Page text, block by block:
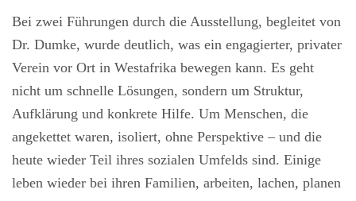
Bei zwei Führungen durch die Ausstellung, begleitet von
Dr. Dumke, wurde deutlich, was ein engagierter, privater
Verein vor Ort in Westafrika bewegen kann. Es geht
nicht um schnelle Lösungen, sondern um Struktur,
Aufklärung und konkrete Hilfe. Um Menschen, die
angekettet waren, isoliert, ohne Perspektive – und die
heute wieder Teil ihres sozialen Umfelds sind. Einige
leben wieder bei ihren Familien, arbeiten, lachen, planen